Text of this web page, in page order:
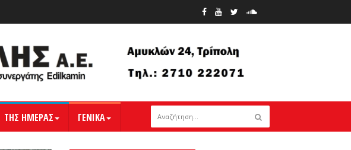
ΤΗΣ ΗΜΕΡΑΣ ΓΕΝΙΚΑ